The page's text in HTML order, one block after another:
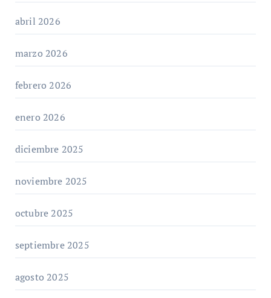
abril 2026
marzo 2026
febrero 2026
enero 2026
diciembre 2025
noviembre 2025
octubre 2025
septiembre 2025
agosto 2025